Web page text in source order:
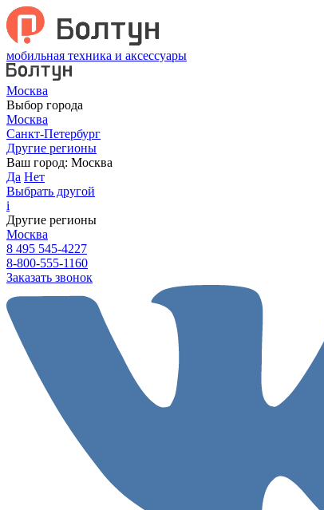
мобильная техника и аксессуары
Москва
Выбор города
Москва
Санкт-Петербург
Другие регионы
Ваш город: Москва
Да Нет
Выбрать другой
i
Другие регионы
Москва
8 495 545-4227
8-800-555-1160
Заказать звонок